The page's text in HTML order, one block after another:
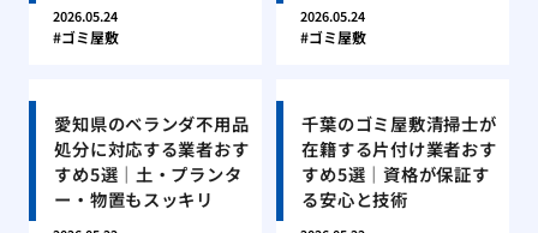
2026.05.24
ゴミ屋敷
2026.05.24
ゴミ屋敷
愛知県のベランダ不用品
処分に対応する業者おす
すめ5選｜土・プランタ
ー・物置もスッキリ
千葉のゴミ屋敷清掃士が
在籍する片付け業者おす
すめ5選｜資格が保証す
る安心と技術